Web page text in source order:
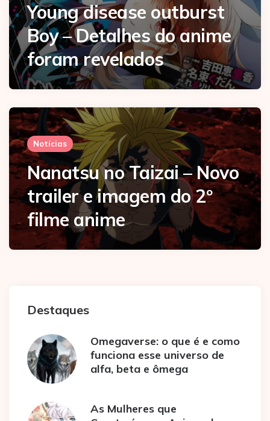
Young disease outburst
Boy – Detalhes do anime
foram revelados
Notícias
Nanatsu no Taizai – Novo
trailer e imagem do 2º
filme anime
Destaques
Omegaverse: o que é e como
funciona esse universo de
alfa, beta e ômega
As Mulheres que